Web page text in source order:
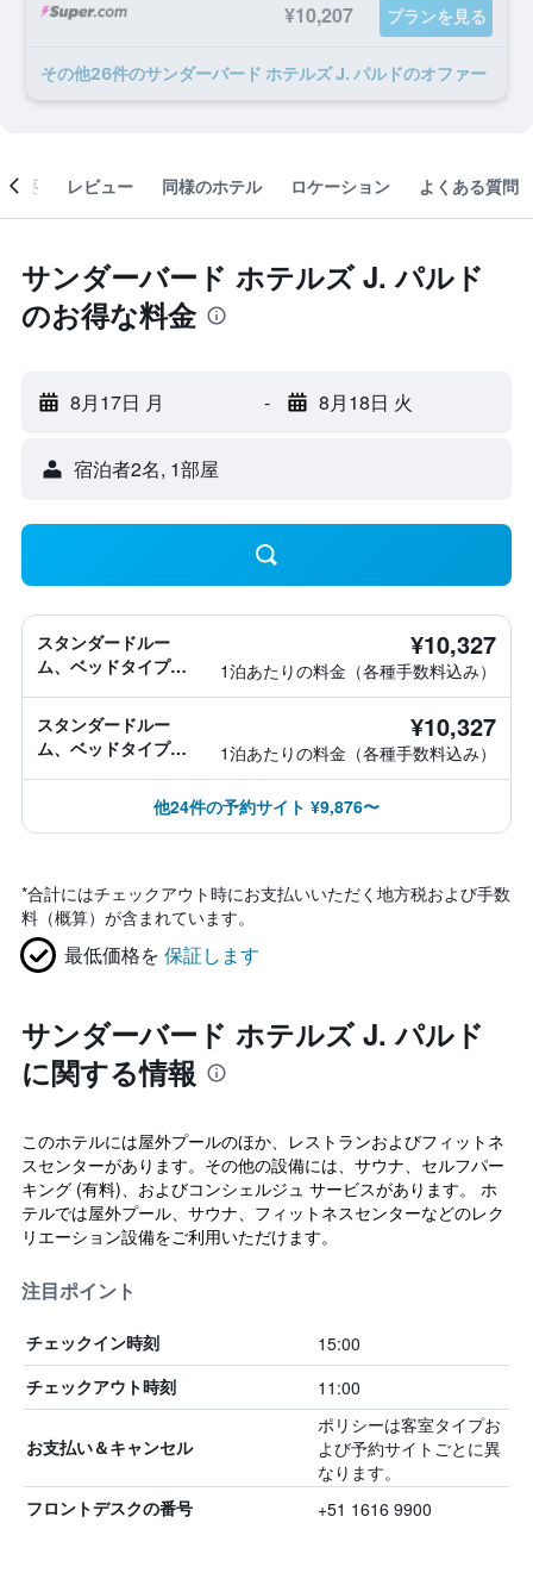
¥10,207 プランを見る
​その他26​件のサンダーバード ホテルズ J. パルドのオファー
概要 レビュー 同様のホテル ロケーション よくある質問
サンダーバード ホテルズ J. パルド
のお得な料金
8月17日 月 - 8月18日 火
宿泊者2名, 1​部屋
スタンダードルー
ム、ベッドタイプ情
¥10,327
1泊あたりの料金（各種手数料込み）
スタンダードルー
ム、ベッドタイプ情
¥10,327
1泊あたりの料金（各種手数料込み）
他24件の予約サイト ¥9,876〜
*合計にはチェックアウト時にお支払いいただく地方税および手数
料（概算）が含まれています。
最低価格を 保証します
サンダーバード ホテルズ J. パルド
に関する情報
このホテルには屋外プールのほか、レストランおよびフィットネ
スセンターがあります。その他の設備には、サウナ、セルフパー
キング (有料)、およびコンシェルジュ サービスがあります。 ホ
テルでは屋外プール、サウナ、フィットネスセンターなどのレク
リエーション設備をご利用いただけます。
注目ポイント
チェックイン時刻 15:00
チェックアウト時刻 11:00
お支払い＆キャンセル
ポリシーは客室タイプお
よび予約サイトごとに異
なります。
フロントデスクの番号 +51 1616 9900